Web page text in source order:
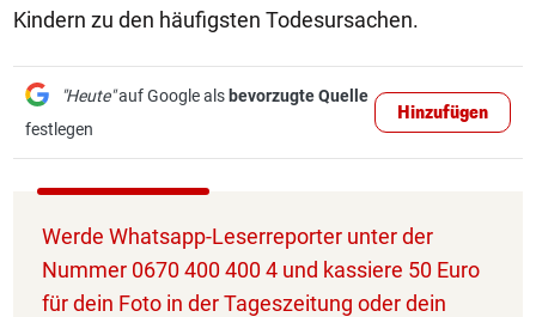
Kindern zu den häufigsten Todesursachen.
"Heute"auf Google als bevorzugte Quelle
festlegen
Hinzufügen
Werde Whatsapp-Leserreporter unter der
Nummer 0670 400 400 4 und kassiere 50 Euro
für dein Foto in der Tageszeitung oder dein